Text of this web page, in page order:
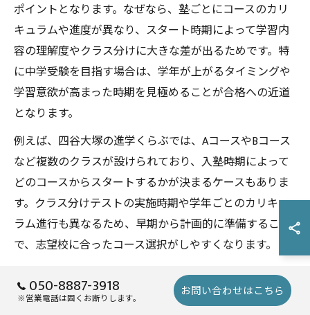
ポイントとなります。なぜなら、塾ごとにコースのカリ
キュラムや進度が異なり、スタート時期によって学習内
容の理解度やクラス分けに大きな差が出るためです。特
に中学受験を目指す場合は、学年が上がるタイミングや
学習意欲が高まった時期を見極めることが合格への近道
となります。
例えば、四谷大塚の進学くらぶでは、AコースやBコース
など複数のクラスが設けられており、入塾時期によって
どのコースからスタートするかが決まるケースもありま
す。クラス分けテストの実施時期や学年ごとのカリキュ
ラム進行も異なるため、早期から計画的に準備すること
で、志望校に合ったコース選択がしやすくなります。
塾の進学コース選択とタイミングの関係性
050-8887-3918
※営業電話は固くお断りします。 お問い合わせはこちら